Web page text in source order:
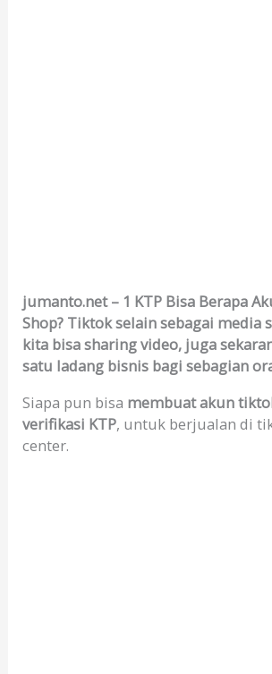
jumanto.net – 1 KTP Bisa Berapa
Shop? Tiktok selain sebagai media
kita bisa sharing video, juga
satu ladang bisnis bagi sebagian
Siapa pun bisa membuat akun
verifikasi KTP, untuk berjualan di
center.